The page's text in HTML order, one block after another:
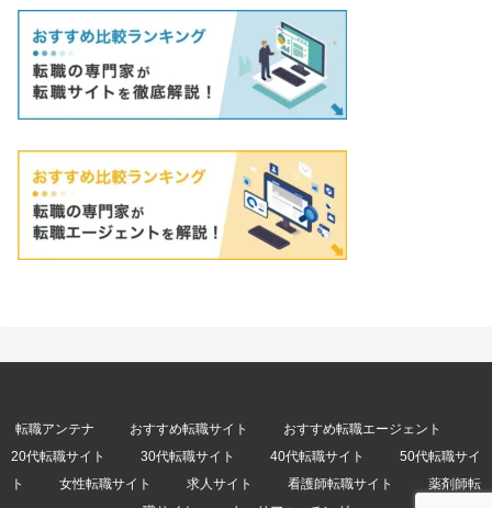
転職アンテナ おすすめ転職サイト
おすすめ転職エージェント
20代転職サイト
30代転職サイト 40代転職サイト
50代転職サイ
ト
女性転職サイト 求人サイト 看護師転職サイト
薬剤師転